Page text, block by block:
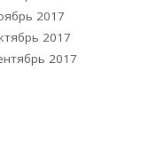
2017
2017
2017